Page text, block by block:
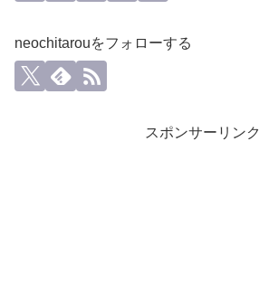
neochitarouをフォローする
スポンサーリンク